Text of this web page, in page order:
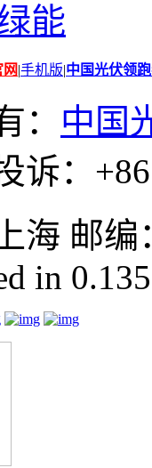
能
|手机版|中国光伏领
： 中国
诉：
海 邮编
in